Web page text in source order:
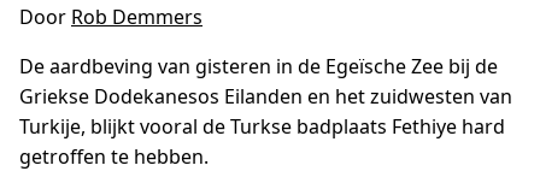
Door Rob Demmers
De aardbeving van gisteren in de Egeïsche Zee bij de
Griekse Dodekanesos Eilanden en het zuidwesten van
Turkije, blijkt vooral de Turkse badplaats Fethiye hard
getroffen te hebben.